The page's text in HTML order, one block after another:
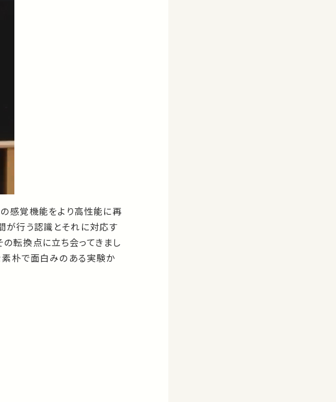
の感覚機能をより高性能に再
が行う認識とそれに対応す
転換点に立ち会ってきまし
素朴で面白みのある実験か